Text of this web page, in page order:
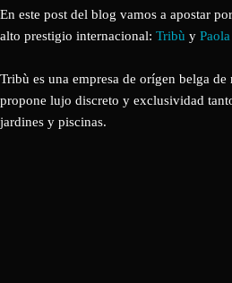
En este post del blog vamos a apostar
alto prestigio internacional: Tribù y
Tribù es una empresa de orígen belga
propone lujo discreto y exclusividad
jardines y piscinas.